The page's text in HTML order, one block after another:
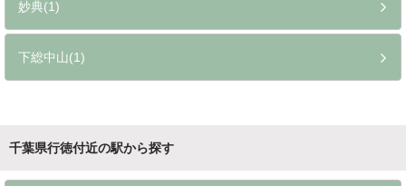
妙典(1)
下総中山(1)
千葉県行徳付近の駅から探す